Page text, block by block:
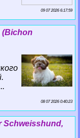
09 07 2026 6:17:59
(Bichon
08 07 2026 0:40:23
Schweisshund,